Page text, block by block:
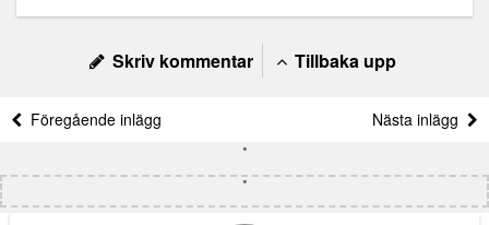
Skriv kommentar Tillbaka upp
Föregående inlägg Nästa inlägg